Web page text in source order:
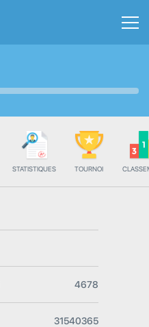
STATISTIQUES TOURNOI
4678
31540365